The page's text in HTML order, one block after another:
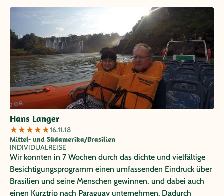
Hans Langer
★★★★★16.11.18
Mittel- und Südamerika/Brasilien
INDIVIDUALREISE
Wir konnten in 7 Wochen durch das dichte und vielfältige
Besichtigungsprogramm einen umfassenden Eindruck über
Brasilien und seine Menschen gewinnen, und dabei auch
einen Kurztrip nach Paraguay unternehmen. Dadurch